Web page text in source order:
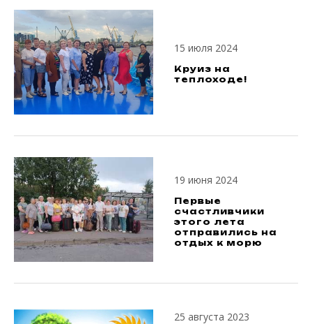
15 июля 2024
Круиз на
теплоходе!
19 июня 2024
Первые
счастливчики
этого лета
отправились на
отдых к морю
25 августа 2023